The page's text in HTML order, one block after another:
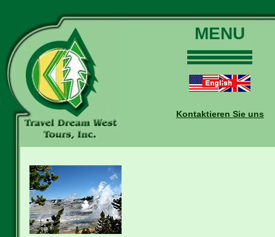
MENU
Touren
Daten und Preise
Buchungen
Kontaktieren Sie uns